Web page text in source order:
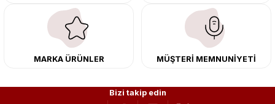
kargo ile teslimat gerçekleştiriyoruz. Aracınıza değer katmak için doğru
adres: Egzoz Sepeti.
MARKA ÜRÜNLER MÜŞTERİ MEMNUNİYETİ
Bizi takip edin